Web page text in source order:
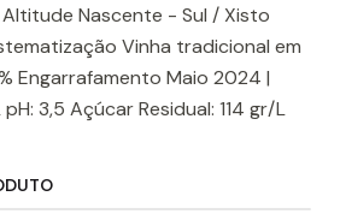
Nascente - Sul / Xisto
Vinha tradicional em
Engarrafamento Maio 2024 |
3,5 Açúcar Residual: 114 gr/L